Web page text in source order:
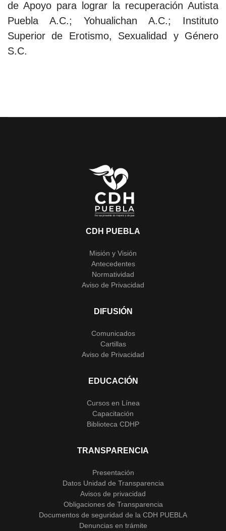
de Apoyo para lograr la recuperación Autista
Puebla A.C.; Yohualichan A.C.; Instituto
Superior de Erotismo, Sexualidad y Género
S.C.
CDH PUEBLA
Misión y Visión
Antecedentes
Normatividad
Aviso de Privacidad
DIFUSIÓN
Comunicados
Cartillas
Aviso de Privacidad
EDUCACIÓN
Cursos en Línea
Capacitación
Biblioteca CDHP
TRANSPARENCIA
Presentación
Datos Unidad de Transparencia
Avisos de privacidad
Obligaciones de Transparencia
Documentos de seguridad de la CDH PUEBLA
Denuncias en trámite